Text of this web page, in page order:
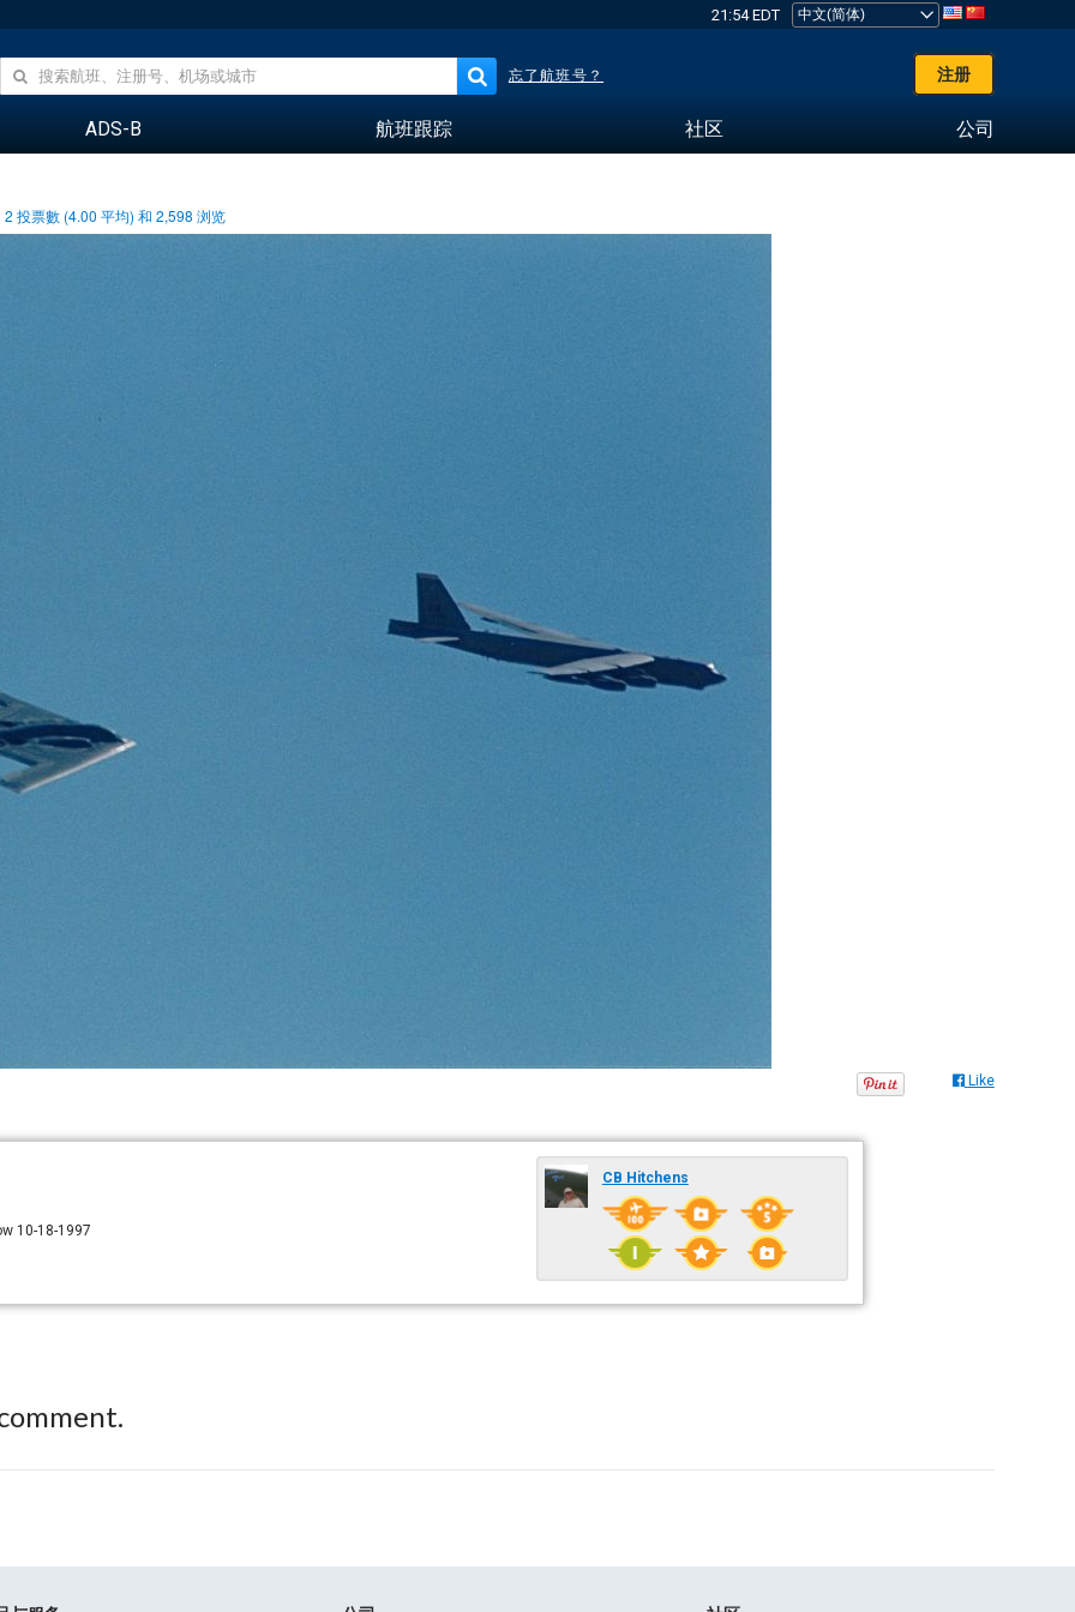
21:54 EDT
忘了航班号？ 注册
ADS-B 航班跟踪 社区 公司
2 投票數 (4.00 平均) 和2,598 浏览
Like
10-18-1997
CB Hitchens